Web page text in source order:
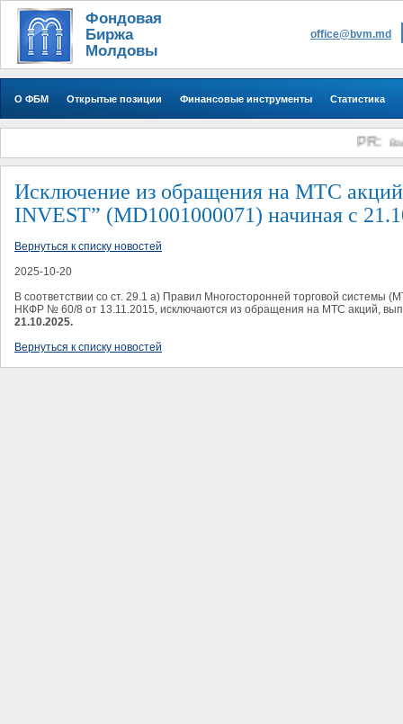
Фондовая
Биржа
Молдовы
office@bvm.md
О ФБМ Открытые позиции Финансовые инструменты Статистика
PR:
Исключение из обращения на МТС
INVEST” (MD1001000071) начиная с
Вернуться к списку новостей
2025-10-20
В соответствии сo ст. 29.1 а) Правил Многосторонней торговой
НКФР № 60/8 от 13.11.2015, исключаются из обращения на MТС акций,
21.10.2025.
Вернуться к списку новостей